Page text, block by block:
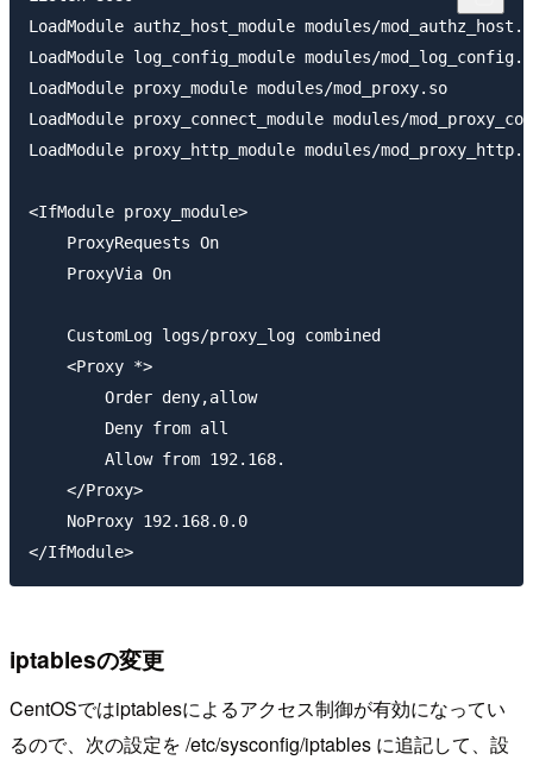
LoadModule authz_host_module modules/
LoadModule log_config_module modules/
LoadModule proxy_module modules/mod_proxy.so
LoadModule proxy_connect_module modules/
LoadModule proxy_http_module modules/
<IfModule proxy_module>
    ProxyRequests On
    ProxyVia On
    CustomLog logs/proxy_log combined
    <Proxy *>
        Order deny,allow
        Deny from all
        Allow from 192.168.
    </Proxy>
    NoProxy 192.168.0.0
iptablesの変更
CentOSではiptablesによるアクセス制御が有効になってい
るので、次の設定を /etc/sysconfig/iptables に追記して、設